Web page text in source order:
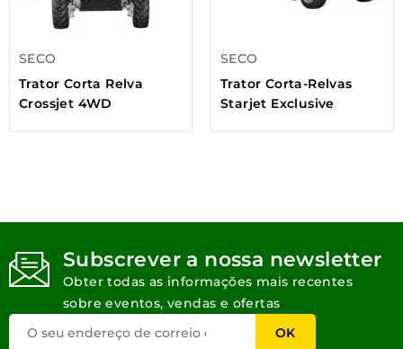
SECO
Trator Corta Relva
Crossjet 4WD
SECO
Trator Corta-Relvas
Starjet Exclusive
Subscrever a nossa newsletter
Obter todas as informações mais recentes
sobre eventos, vendas e ofertas